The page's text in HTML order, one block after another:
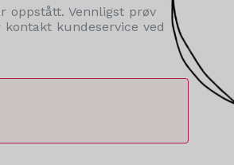
oppstått. Vennligst prøv
kontakt kundeservice ved